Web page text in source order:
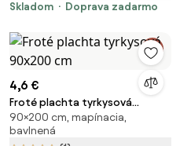
Skladom
Doprava zadarmo
4,6 €
Froté plachta tyrkysová
90x200 cm
90×200 cm, mapínacia,
bavlnená